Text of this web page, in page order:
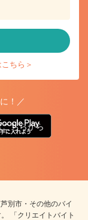
ちら＞
！／
ちらから
別市・その他のバイ
「クリエイトバイト